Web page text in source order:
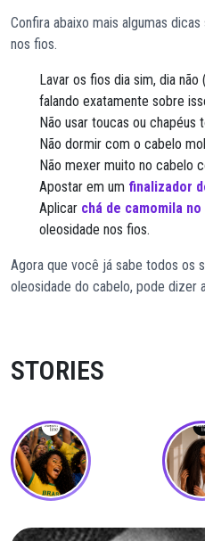
Confira abaixo mais algumas
nos fios.
Lavar os fios dia sim, dia
falando exatamente sobre
Não usar toucas ou
Não dormir com o cabelo
Não mexer muito no cabelo
Apostar em um finalizador
Aplicar chá de camomila
oleosidade nos fios.
Agora que você já sabe todos os
oleosidade do cabelo, pode dizer
STORIES